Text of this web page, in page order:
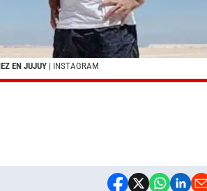
EN JUJUY | INSTAGRAM